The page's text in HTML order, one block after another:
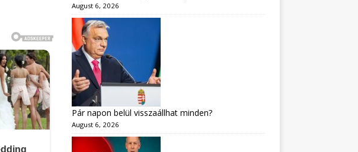
August 6, 2026
Pár napon belül visszaállhat minden?
August 6, 2026